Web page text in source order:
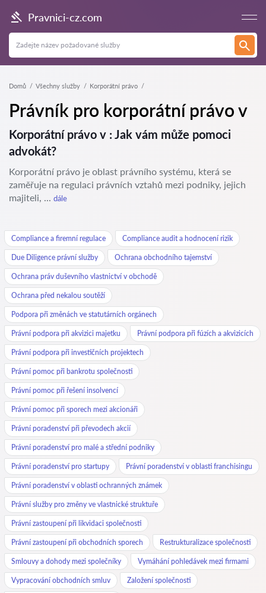
Pravnici-cz.com
Domů Všechny služby Korporátní právo
Právník pro korporátní právo v
Korporátní právo v : Jak vám může pomoci
advokát?
Korporátní právo je oblast právního systému, která se
zaměřuje na regulaci právních vztahů mezi podniky, jejich
majiteli, ... dále
Compliance a firemní regulace Compliance audit a hodnocení rizik
Due Diligence právní služby Ochrana obchodního tajemství
Ochrana práv duševního vlastnictví v obchodě
Ochrana před nekalou soutěží
Podpora při změnách ve statutárních orgánech
Právní podpora při akvizici majetku Právní podpora při fúzích a akvizicích
Právní podpora při investičních projektech
Právní pomoc při bankrotu společnosti
Právní pomoc při řešení insolvencí
Právní pomoc při sporech mezi akcionáři
Právní poradenství při převodech akcií
Právní poradenství pro malé a střední podniky
Právní poradenství pro startupy Právní poradenství v oblasti franchisingu
Právní poradenství v oblasti ochranných známek
Právní služby pro změny ve vlastnické struktuře
Právní zastoupení při likvidaci společnosti
Právní zastoupení při obchodních sporech Restrukturalizace společnosti
Smlouvy a dohody mezi společníky Vymáhání pohledávek mezi firmami
Vypracování obchodních smluv Založení společnosti